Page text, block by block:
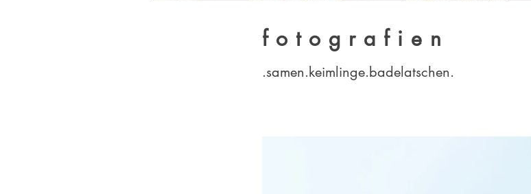
fotografien
.samen.keimlinge.badelatschen.